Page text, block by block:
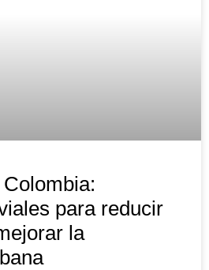
para reducir
la